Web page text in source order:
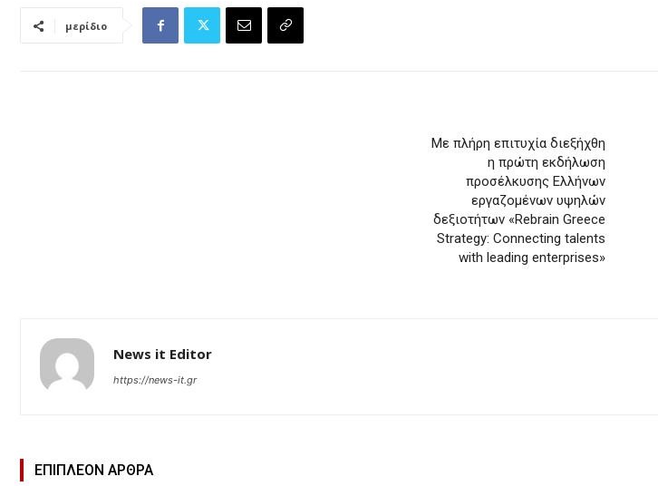
μερίδιο
Με πλήρη επιτυχία διεξήχθη
η πρώτη εκδήλωση
προσέλκυσης Ελλήνων
εργαζομένων υψηλών
δεξιοτήτων «Rebrain Greece
Strategy: Connecting talents
with leading enterprises»
News it Editor
https://news-it.gr
ΕΠΙΠΛΕΟΝ ΑΡΘΡΑ